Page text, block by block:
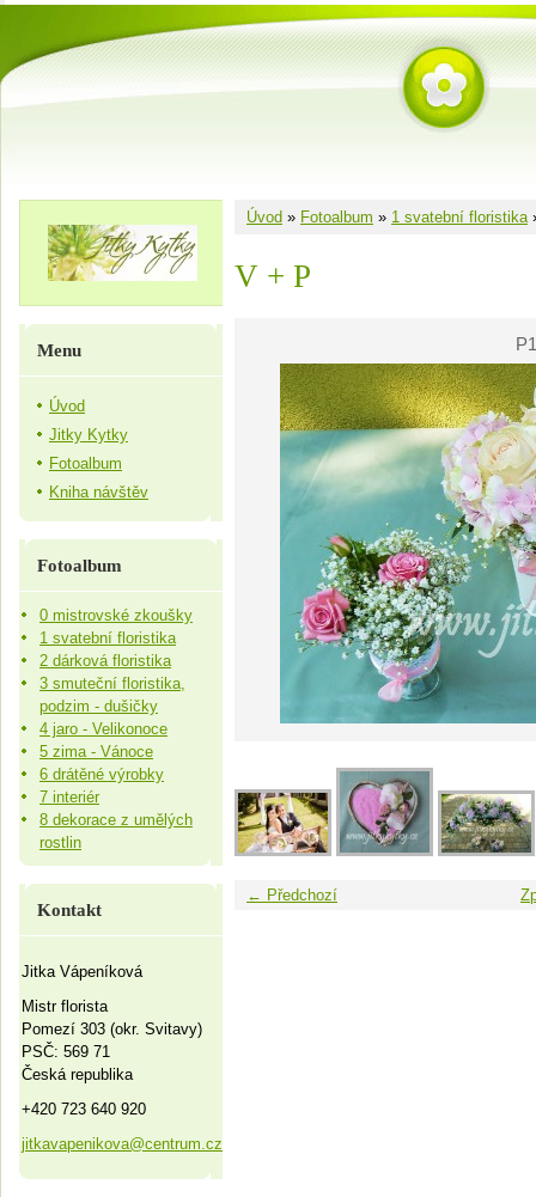
Úvod » Fotoalbum » 1 svatební floristika
V + P
← Předchozí
Menu
Úvod
Jitky Kytky
Fotoalbum
Kniha návštěv
Fotoalbum
0 mistrovské zkoušky
1 svatební floristika
2 dárková floristika
3 smuteční floristika,
podzim - dušičky
4 jaro - Velikonoce
5 zima - Vánoce
6 drátěné výrobky
7 interiér
8 dekorace z umělých
rostlin
Kontakt
Jitka Vápeníková
Mistr florista
Pomezí 303 (okr. Svitavy)
PSČ: 569 71
Česká republika
+420 723 640 920
jitkavapenikova@centrum.cz